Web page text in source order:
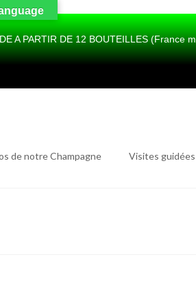
A PARTIR DE 12 BOUTEILLES (France
de notre Champagne Visites guidées